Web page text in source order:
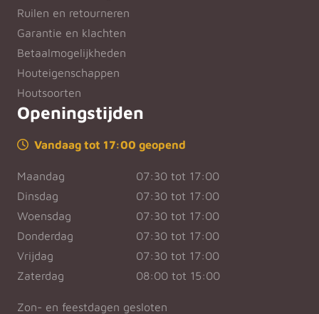
Ruilen en retourneren
Garantie en klachten
Betaalmogelijkheden
Houteigenschappen
Houtsoorten
Openingstijden
Vandaag tot 17:00 geopend
Maandag
07:30 tot 17:00
Dinsdag
07:30 tot 17:00
Woensdag
07:30 tot 17:00
Donderdag
07:30 tot 17:00
Vrijdag
07:30 tot 17:00
Zaterdag
08:00 tot 15:00
Zon- en feestdagen gesloten